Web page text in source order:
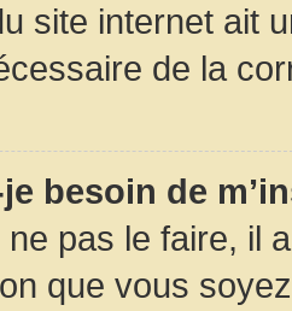
site internet ait
de la
besoin de
pas le faire, il
que vous